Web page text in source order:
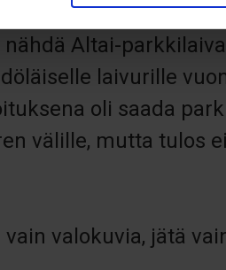
Meriveden
Altai-
laivurille
oli saada
välille, mutta tulos
valokuvia, jätä